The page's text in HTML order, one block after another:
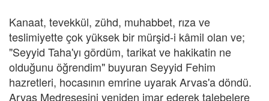
Kanaat, tevekkül, zühd, muhabbet, rıza ve
teslimiyette çok yüksek bir mürşid-i kâmil olan ve;
"Seyyid Taha'yı gördüm, tarikat ve hakikatin ne
olduğunu öğrendim" buyuran Seyyid Fehim
hazretleri, hocasının emrine uyarak Arvas'a döndü.
Arvas Medresesini yeniden imar ederek talebelere